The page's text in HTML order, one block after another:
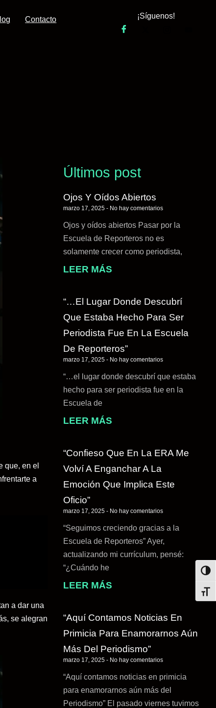
Contacto ¡Síguenos!
que, en el
a
a dar una
se alegran
Últimos post
Ojos Y Oídos Abiertos
marzo 17, 2025 No hay comentarios
Ojos y oídos abiertos Pasar por la
Escuela de Reporteros no es
solamente crecer como periodista,
LEER MÁS
“…el Lugar Donde Descubrí
Que Estaba Hecho Para Ser
Periodista Fue En La Escuela
De Reporteros”
marzo 17, 2025 No hay comentarios
“…el lugar donde descubrí que estaba
hecho para ser periodista fue en la
Escuela de
LEER MÁS
“Confieso Que En La ERA Me
Volví A Enganchar A La
Emoción Que Implica Este
Oficio”
marzo 17, 2025 No hay comentarios
“Seguimos creciendo gracias a la
Escuela de Reporteros” Ayer,
actualizando mi currículum, pensé:
“¿Cuándo he
LEER MÁS
“Aquí Contamos Noticias En
Primicia Para Enamorarnos Aún
Más Del Periodismo”
marzo 17, 2025 No hay comentarios
“Aquí contamos noticias en primicia
para enamorarnos aún más del
Periodismo” El pasado viernes tuvimos